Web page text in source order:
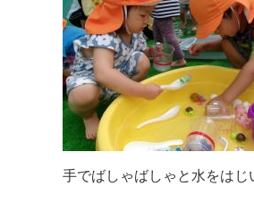
手でばしゃばしゃと水をはじ